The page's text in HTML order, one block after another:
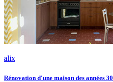
alix
Rénovation d'une maison des années 30